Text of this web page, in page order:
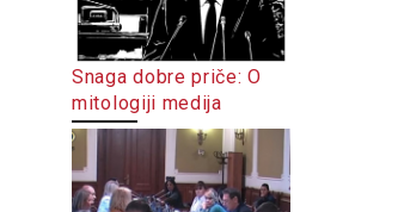
Snaga dobre priče: O
mitologiji medija